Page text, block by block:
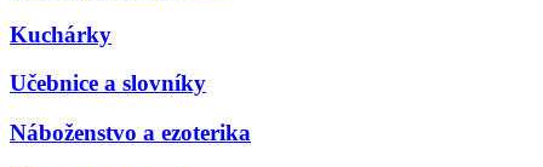
Kuchárky
Učebnice a slovníky
Náboženstvo a ezoterika